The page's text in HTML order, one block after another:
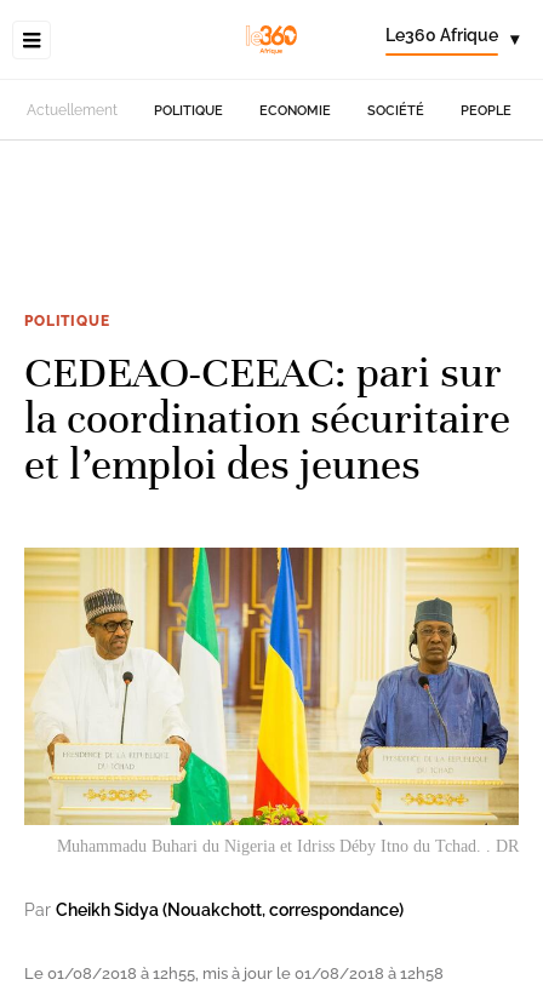
Le360 Afrique ▾
Actuellement POLITIQUE ECONOMIE SOCIÉTÉ PEOPLE
POLITIQUE
CEDEAO-CEEAC: pari sur
la coordination sécuritaire
et l’emploi des jeunes
Muhammadu Buhari du Nigeria et Idriss Déby Itno du Tchad. . DR
Par Cheikh Sidya (Nouakchott, correspondance)
Le 01/08/2018 à 12h55, mis à jour le 01/08/2018 à 12h58